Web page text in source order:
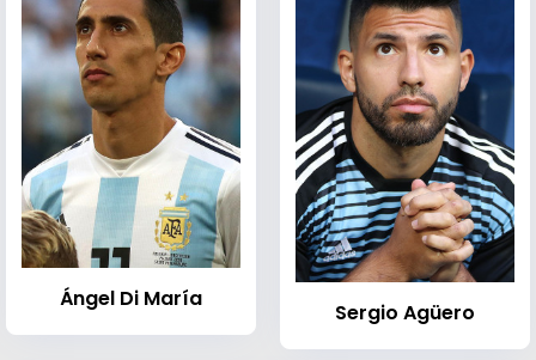
Ángel Di María
Sergio Agüero